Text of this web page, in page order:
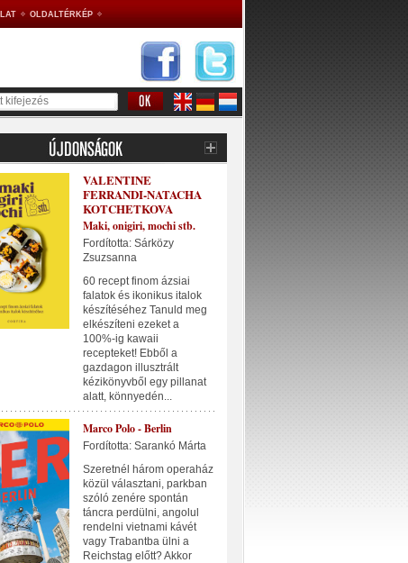
OLDALTÉRKÉP
VALENTINE
FERRANDI-NATACHA
KOTCHETKOVA
Maki, onigiri, mochi stb.
Fordította: Sárközy
Zsuzsanna
60 recept finom ázsiai
falatok és ikonikus italok
készítéséhez Tanuld meg
elkészíteni ezeket a
100%-ig kawaii
recepteket! Ebből a
gazdagon illusztrált
kézikönyvből egy pillanat
alatt, könnyedén...
Marco Polo - Berlin
Fordította: Sarankó Márta
Szeretnél három operaház
közül választani, parkban
szóló zenére spontán
táncra perdülni, angolul
rendelni vietnami kávét
vagy Trabantba ülni a
Reichstag előtt? Akkor